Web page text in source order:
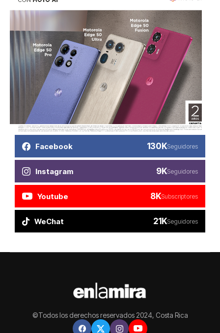
Facebook 130KSeguidores
Instagram 9KSeguidores
Youtube 8KSubscriptores
WeChat 21KSeguidores
©Todos los derechos reservados 2024, Costa Rica